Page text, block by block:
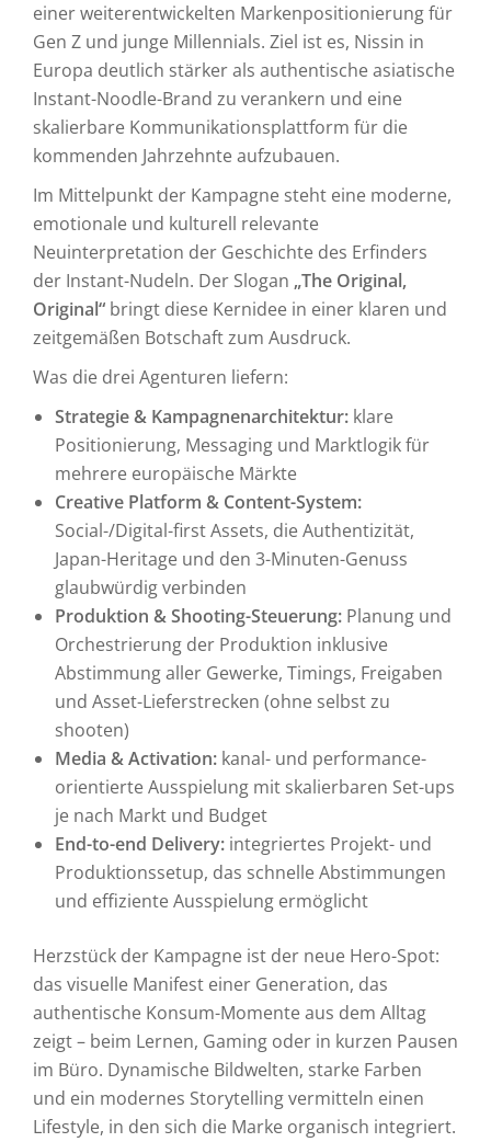
einer weiterentwickelten Markenpositionierung für
Gen Z und junge Millennials. Ziel ist es, Nissin in
Europa deutlich stärker als authentische asiatische
Instant-Noodle-Brand zu verankern und eine
skalierbare Kommunikationsplattform für die
kommenden Jahrzehnte aufzubauen.
Im Mittelpunkt der Kampagne steht eine moderne,
emotionale und kulturell relevante
Neuinterpretation der Geschichte des Erfinders
der Instant-Nudeln. Der Slogan „The Original,
Original“ bringt diese Kernidee in einer klaren und
zeitgemäßen Botschaft zum Ausdruck.
Was die drei Agenturen liefern:
Strategie & Kampagnenarchitektur: klare
Positionierung, Messaging und Marktlogik für
mehrere europäische Märkte
Creative Platform & Content-System:
Social-/Digital-first Assets, die Authentizität,
Japan-Heritage und den 3-Minuten-Genuss
glaubwürdig verbinden
Produktion & Shooting-Steuerung: Planung und
Orchestrierung der Produktion inklusive
Abstimmung aller Gewerke, Timings, Freigaben
und Asset-Lieferstrecken (ohne selbst zu
shooten)
Media & Activation: kanal- und performance-
orientierte Ausspielung mit skalierbaren Set-ups
je nach Markt und Budget
End-to-end Delivery: integriertes Projekt- und
Produktionssetup, das schnelle Abstimmungen
und effiziente Ausspielung ermöglicht
Herzstück der Kampagne ist der neue Hero-Spot:
das visuelle Manifest einer Generation, das
authentische Konsum-Momente aus dem Alltag
zeigt – beim Lernen, Gaming oder in kurzen Pausen
im Büro. Dynamische Bildwelten, starke Farben
und ein modernes Storytelling vermitteln einen
Lifestyle, in den sich die Marke organisch integriert.